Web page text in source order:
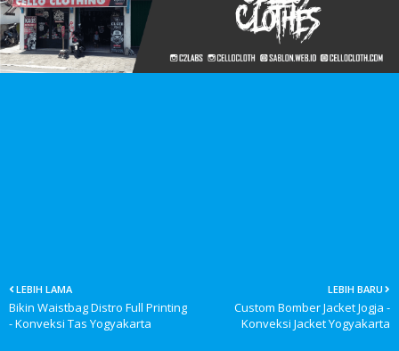
LEBIH BARU
Custom Bomber Jacket Jogja -
Konveksi Jacket Yogyakarta
LEBIH LAMA
Bikin Waistbag Distro Full Printing
- Konveksi Tas Yogyakarta